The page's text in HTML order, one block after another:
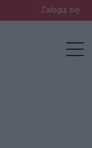
Zaloguj się